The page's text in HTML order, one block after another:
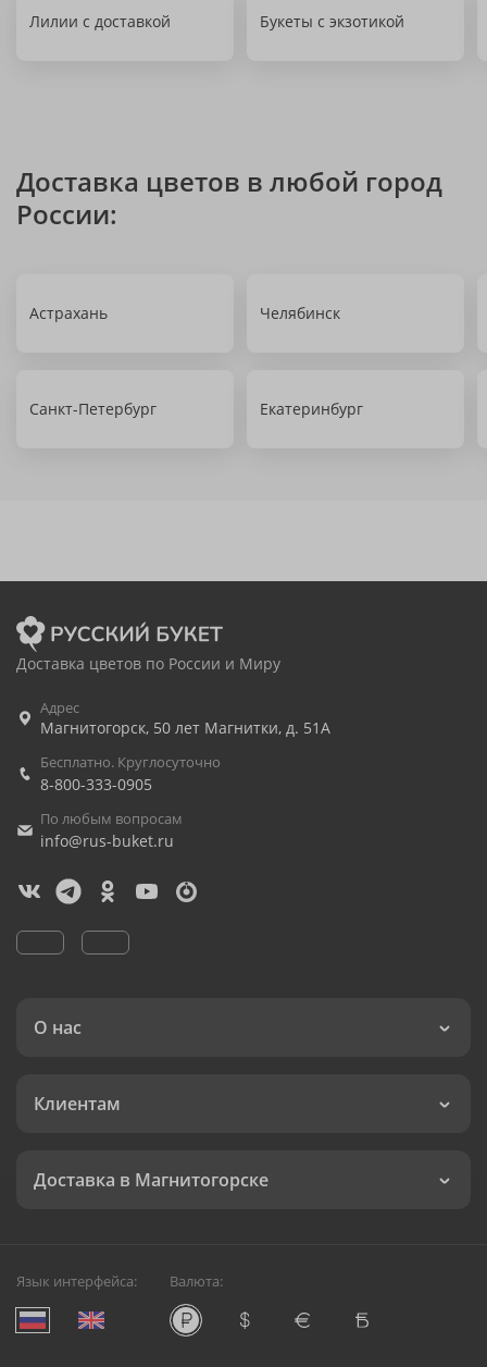
Лилии с доставкой Букеты с экзотикой
Доставка цветов в любой город
России:
Астрахань Челябинск
Санкт-Петербург Екатеринбург
Доставка цветов по России и Миру
Адрес
Магнитогорск, 50 лет Магнитки, д. 51А
Бесплатно. Круглосуточно
8-800-333-0905
По любым вопросам
info@rus-buket.ru
О нас
Клиентам
Доставка в Магнитогорске
Язык интерфейса: Валюта: